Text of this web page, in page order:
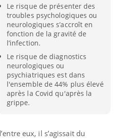
Le risque de présenter des
troubles psychologiques ou
neurologiques s’accroît en
fonction de la gravité de
l’infection.
Le risque de diagnostics
neurologiques ou
psychiatriques est dans
l'ensemble de 44% plus élevé
après la Covid qu'après la
grippe.
eux, il s’agissait du